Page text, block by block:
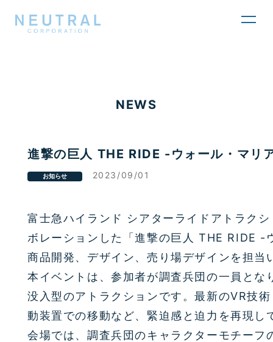
NEWS
進撃の巨人 THE RIDE -ウォール・マリ
お知らせ 2023/09/01
富士急ハイランド シアターライドアトラク
ボレーションした「進撃の巨人 THE RIDE -
商品開発、デザイン、売り場デザインを担当
本イベントは、参加者が調査兵団の一員と
没入型のアトラクションです。最新のVR技
動装置での移動など、緊迫感と迫力を再現し
会場では、調査兵団のキャラクターモチー